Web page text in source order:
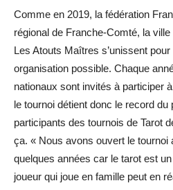
Comme en 2019, la fédération
régional de Franche-Comté, la
Les Atouts Maîtres s’unissent
organisation possible. Chaque
nationaux sont invités à participer
le tournoi détient donc le record
participants des tournois de Tarot
ça. « Nous avons ouvert le tournoi
quelques années car le tarot est
joueur qui joue en famille peut en